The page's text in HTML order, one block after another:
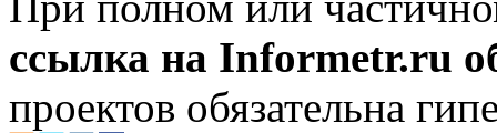
ссылка на Informetr.ru
проектов обязательна